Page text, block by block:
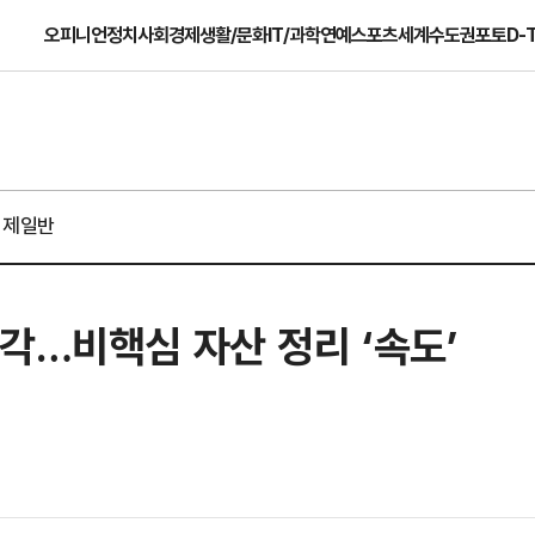
오피니언정치사회경제생활/문화IT/과학연예스포츠세계수도권포토D-
일반
…비핵심 자산 정리 ‘속도’